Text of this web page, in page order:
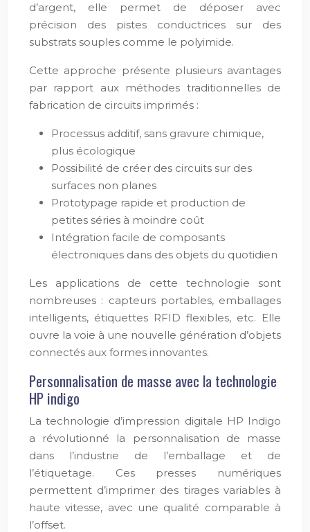
d’argent, elle permet de déposer avec
précision des pistes conductrices sur des
substrats souples comme le polyimide.
Cette approche présente plusieurs avantages
par rapport aux méthodes traditionnelles de
fabrication de circuits imprimés :
Processus additif, sans gravure chimique,
plus écologique
Possibilité de créer des circuits sur des
surfaces non planes
Prototypage rapide et production de
petites séries à moindre coût
Intégration facile de composants
électroniques dans des objets du quotidien
Les applications de cette technologie sont
nombreuses : capteurs portables, emballages
intelligents, étiquettes RFID flexibles, etc. Elle
ouvre la voie à une nouvelle génération d’objets
connectés aux formes innovantes.
Personnalisation de masse avec la technologie
HP indigo
La technologie d’impression digitale HP Indigo
a révolutionné la personnalisation de masse
dans l’industrie de l’emballage et de
l’étiquetage. Ces presses numériques
permettent d’imprimer des tirages variables à
haute vitesse, avec une qualité comparable à
l’offset.